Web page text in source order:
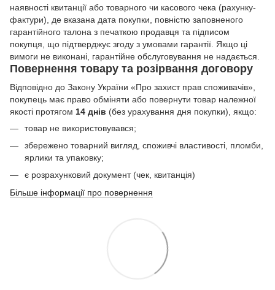
наявності квитанції або товарного чи касового чека (рахунку-
фактури), де вказана дата покупки, повністю заповненого
гарантійного талона з печаткою продавця та підписом
покупця, що підтверджує згоду з умовами гарантії. Якщо ці
вимоги не виконані, гарантійне обслуговування не надається.
Повернення товару та розірвання договору
Відповідно до Закону України «Про захист прав споживачів»,
покупець має право обміняти або повернути товар належної
якості протягом 14 днів (без урахування дня покупки), якщо:
товар не використовувався;
збережено товарний вигляд, споживчі властивості, пломби,
ярлики та упаковку;
є розрахунковий документ (чек, квитанція)
Більше інформації про повернення